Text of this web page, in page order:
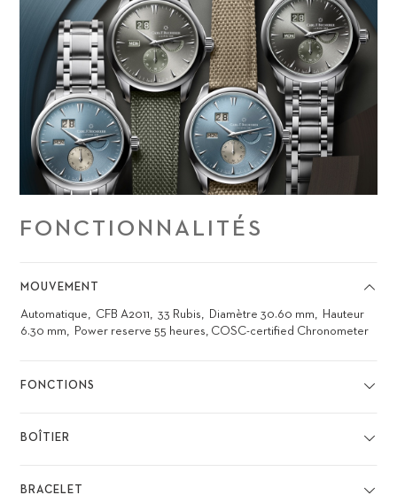
FONCTIONNALITÉS
MOUVEMENT
Automatique CFB A2011 33 Rubis Diamètre 30.60 mm
Hauteur
6.30 mm
Power reserve 55 heures, COSC-certified Chronometer
FONCTIONS
BOÎTIER
BRACELET